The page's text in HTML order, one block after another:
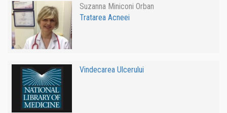
Suzanna Miniconi Orban
Tratarea Acneei
Vindecarea Ulcerului